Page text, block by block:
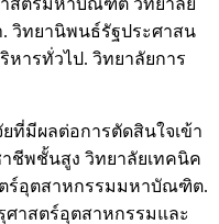
สตรมหาบัณฑิต วิทยาลัย
วิทยานิพนธ์รัฐประศาสน
ารทั่วไป. วิทยาลัยการ
ยที่มีผลต่อการตัดสินใจเข้า
ชีพชั้นสูง วิทยาลัยเทคนิค
ร์อุตสาหกรรมมหาบัณฑิต.
าสตร์อุตสาหกรรมและ